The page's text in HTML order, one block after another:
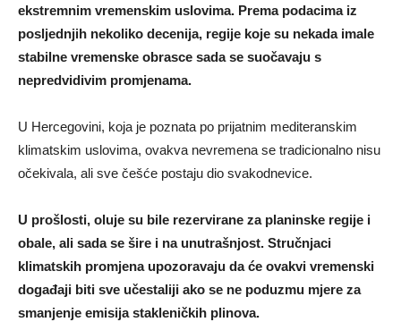
ekstremnim vremenskim uslovima. Prema podacima iz
posljednjih nekoliko decenija, regije koje su nekada imale
stabilne vremenske obrasce sada se suočavaju s
nepredvidivim promjenama.
U Hercegovini, koja je poznata po prijatnim mediteranskim
klimatskim uslovima, ovakva nevremena se tradicionalno nisu
očekivala, ali sve češće postaju dio svakodnevice.
U prošlosti, oluje su bile rezervirane za planinske regije i
obale, ali sada se šire i na unutrašnjost. Stručnjaci
klimatskih promjena upozoravaju da će ovakvi vremenski
događaji biti sve učestaliji ako se ne poduzmu mjere za
smanjenje emisija stakleničkih plinova.